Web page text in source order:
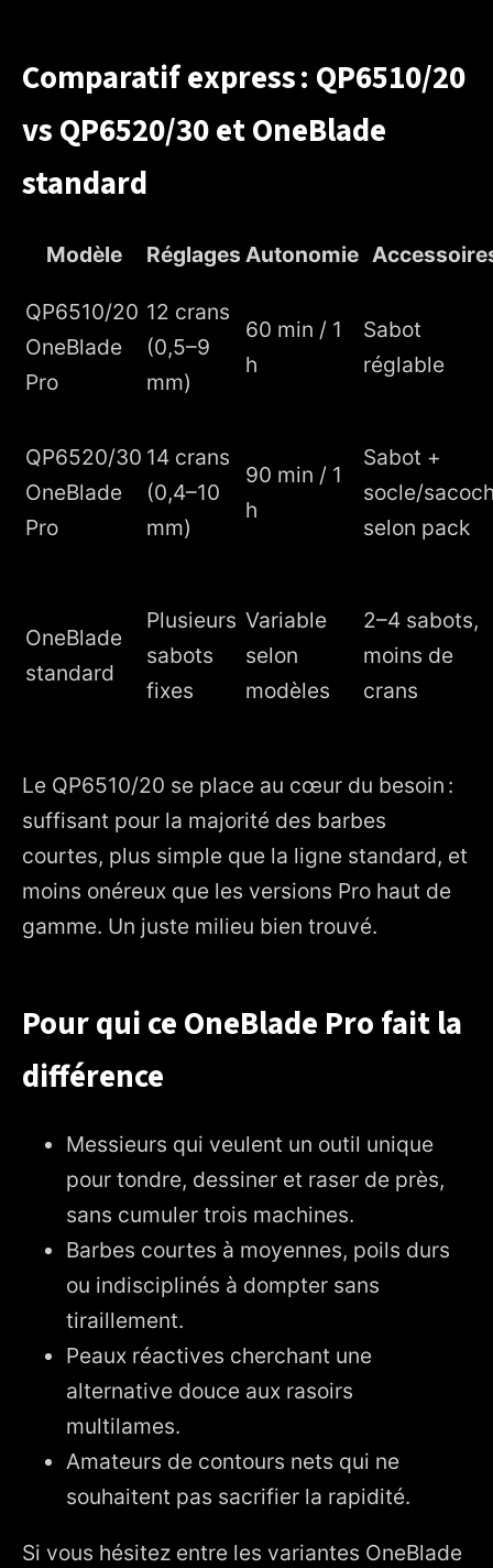
Comparatif express : QP6510/20
vs QP6520/30 et OneBlade
standard
Modèle Réglages Autonomie
QP6510/20
OneBlade
Pro
12 crans
(0,5–9
mm)
60 min / 1
h
Sabot
réglable
QP6520/30
OneBlade
Pro
14 crans
(0,4–10
mm)
90 min / 1
h
Sabot +
socle/
selon pack
OneBlade
standard
Plusieurs
sabots
fixes
Variable
selon
modèles
2–4 sabots,
moins de
crans
Le QP6510/20 se place au cœur du besoin :
suffisant pour la majorité des barbes
courtes, plus simple que la ligne standard, et
moins onéreux que les versions Pro haut de
gamme. Un juste milieu bien trouvé.
Pour qui ce OneBlade Pro fait la
différence
Messieurs qui veulent un outil unique
pour tondre, dessiner et raser de près,
sans cumuler trois machines.
Barbes courtes à moyennes, poils durs
ou indisciplinés à dompter sans
tiraillement.
Peaux réactives cherchant une
alternative douce aux rasoirs
multilames.
Amateurs de contours nets qui ne
souhaitent pas sacrifier la rapidité.
Si vous hésitez entre les variantes OneBlade